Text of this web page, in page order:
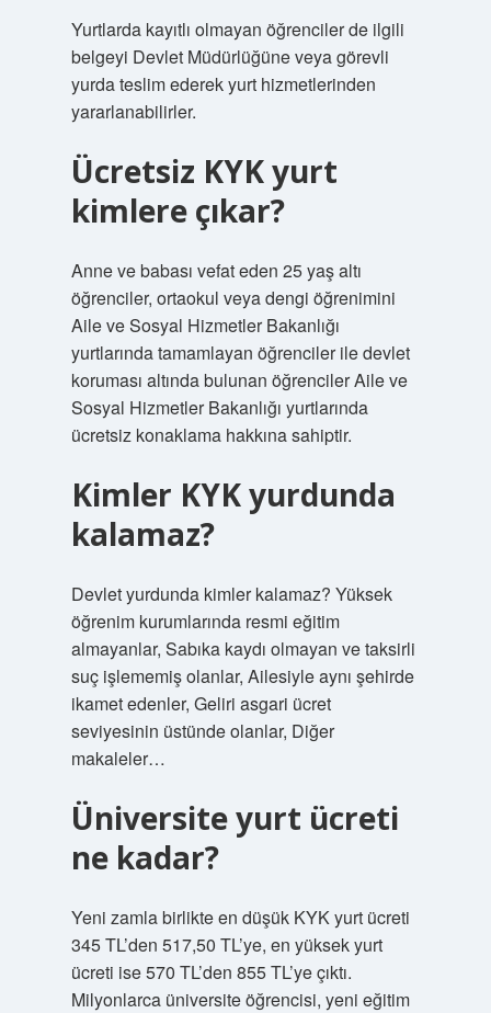
Yurtlarda kayıtlı olmayan öğrenciler de ilgili
belgeyi Devlet Müdürlüğüne veya görevli
yurda teslim ederek yurt hizmetlerinden
yararlanabilirler.
Ücretsiz KYK yurt
kimlere çıkar?
Anne ve babası vefat eden 25 yaş altı
öğrenciler, ortaokul veya dengi öğrenimini
Aile ve Sosyal Hizmetler Bakanlığı
yurtlarında tamamlayan öğrenciler ile devlet
koruması altında bulunan öğrenciler Aile ve
Sosyal Hizmetler Bakanlığı yurtlarında
ücretsiz konaklama hakkına sahiptir.
Kimler KYK yurdunda
kalamaz?
Devlet yurdunda kimler kalamaz? Yüksek
öğrenim kurumlarında resmi eğitim
almayanlar, Sabıka kaydı olmayan ve taksirli
suç işlememiş olanlar, Ailesiyle aynı şehirde
ikamet edenler, Geliri asgari ücret
seviyesinin üstünde olanlar, Diğer
makaleler…
Üniversite yurt ücreti
ne kadar?
Yeni zamla birlikte en düşük KYK yurt ücreti
345 TL’den 517,50 TL’ye, en yüksek yurt
ücreti ise 570 TL’den 855 TL’ye çıktı.
Milyonlarca üniversite öğrencisi, yeni eğitim